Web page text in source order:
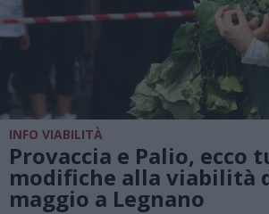
INFO VIABILITÀ
Provaccia e Palio, ecco
modifiche alla viabilità
maggio a Legnano